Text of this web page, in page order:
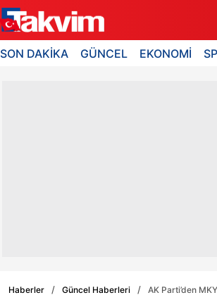
SON DAKİKA GÜNCEL EKONOMİ
Haberler Güncel Haberleri AK Parti’den